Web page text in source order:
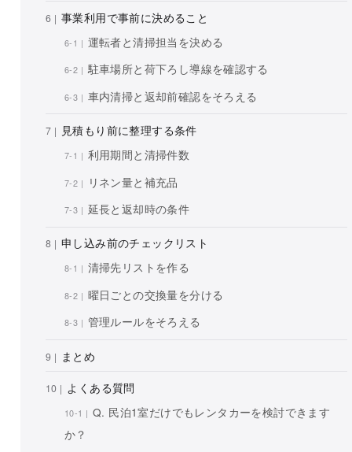
事業利用で事前に決めること
運転者と清掃担当を決める
駐車場所と荷下ろし導線を確認する
車内清掃と返却前確認をそろえる
見積もり前に整理する条件
利用期間と清掃件数
リネン量と補充品
延長と返却時の条件
申し込み前のチェックリスト
清掃先リストを作る
曜日ごとの交換量を分ける
管理ルールをそろえる
まとめ
よくある質問
Q. 民泊1室だけでもレンタカーを検討できます
か？